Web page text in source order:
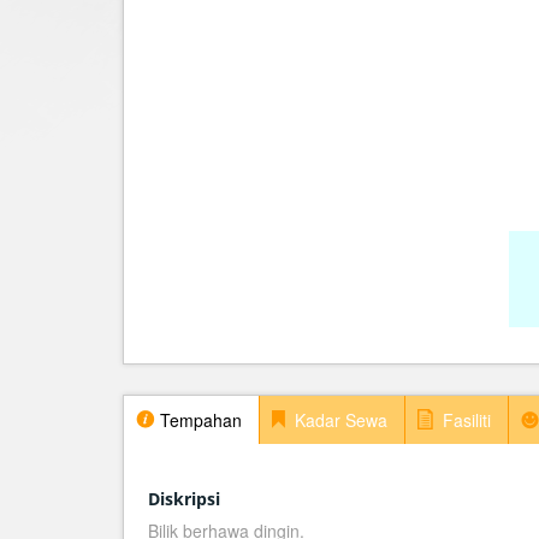
Tempahan Kadar Sewa Fasiliti
Diskripsi
Bilik berhawa dingin.